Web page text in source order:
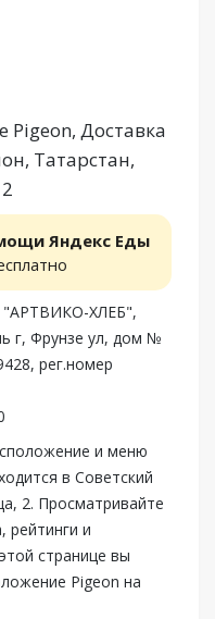
Доставка
Татарстан,
Яндекс Еды
"АРТВИКО-ХЛЕБ",
г, Фрунзе ул, дом №
рег.номер
и меню
в Советский
2. Просматривайте
рейтинги и
странице вы
Pigeon на